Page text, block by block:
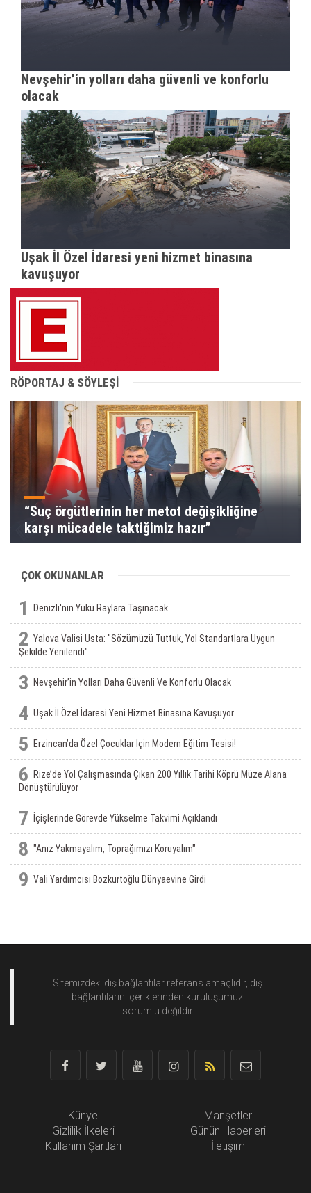
Nevşehir’in yolları daha güvenli ve konforlu
olacak
Uşak İl Özel İdaresi yeni hizmet binasına
kavuşuyor
RÖPORTAJ & SÖYLEŞİ
“Suç örgütlerinin her metot değişikliğine
karşı mücadele taktiğimiz hazır”
ÇOK OKUNANLAR
1 Denizli'nin Yükü Raylara Taşınacak
2 Yalova Valisi Usta: "Sözümüzü Tuttuk, Yol Standartlara Uygun
Şekilde Yenilendi"
3 Nevşehir’in Yolları Daha Güvenli Ve Konforlu Olacak
4 Uşak İl Özel İdaresi Yeni Hizmet Binasına Kavuşuyor
5 Erzincan’da Özel Çocuklar Için Modern Eğitim Tesisi!
6
Rize’de Yol Çalışmasında Çıkan 200 Yıllık Tarihi Köprü Müze Alana
Dönüştürülüyor
7 İçişlerinde Görevde Yükselme Takvimi Açıklandı
8 "Anız Yakmayalım, Toprağımızı Koruyalım"
9 Vali Yardımcısı Bozkurtoğlu Dünyaevine Girdi
Sitemizdeki dış bağlantılar referans amaçlıdır, dış
bağlantıların içeriklerinden kuruluşumuz
sorumlu değildir
Künye
Gizlilik İlkeleri
Kullanım Şartları
Manşetler
Günün Haberleri
İletişim